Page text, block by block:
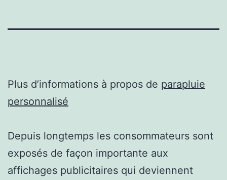
Plus d’informations à propos de parapluie
personnalisé
Depuis longtemps les consommateurs sont
exposés de façon importante aux
affichages publicitaires qui deviennent